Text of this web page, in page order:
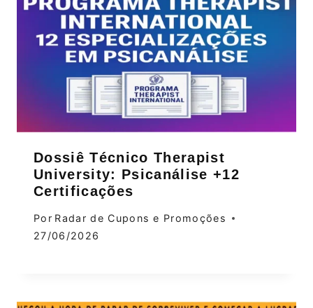
Dossiê Técnico Therapist
University: Psicanálise +12
Certificações
Por Radar de Cupons e Promoções
27/06/2026